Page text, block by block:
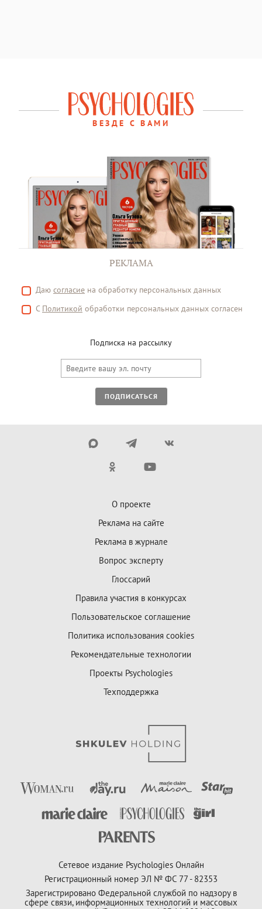
ВЕЗДЕ С ВАМИ
РЕКЛАМА
Даю согласие на обработку персональных данных
С Политикой обработки персональных данных согласен
Подписка на рассылку
ПОДПИСАТЬСЯ
О проекте
Реклама на сайте
Реклама в журнале
Вопрос эксперту
Глоссарий
Правила участия в конкурсах
Пользовательское соглашение
Политика использования cookies
Рекомендательные технологии
Проекты Psychologies
Техподдержка
Сетевое издание Psychologies Онлайн
Регистрационный номер ЭЛ № ФС 77 - 82353
Зарегистрировано Федеральной службой по надзору в
сфере связи, информационных технологий и массовых